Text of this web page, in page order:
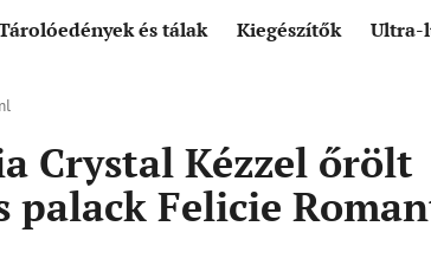
és tálak Kiegészítők Ultra-
Crystal Kézzel őrölt
palack Felicie